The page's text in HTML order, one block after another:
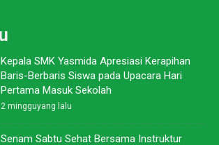
Kepala SMK Yasmida Apresiasi Kerapihan
Baris-Berbaris Siswa pada Upacara Hari
Pertama Masuk Sekolah
2 mingguyang lalu
Senam Sabtu Sehat Bersama Instruktur